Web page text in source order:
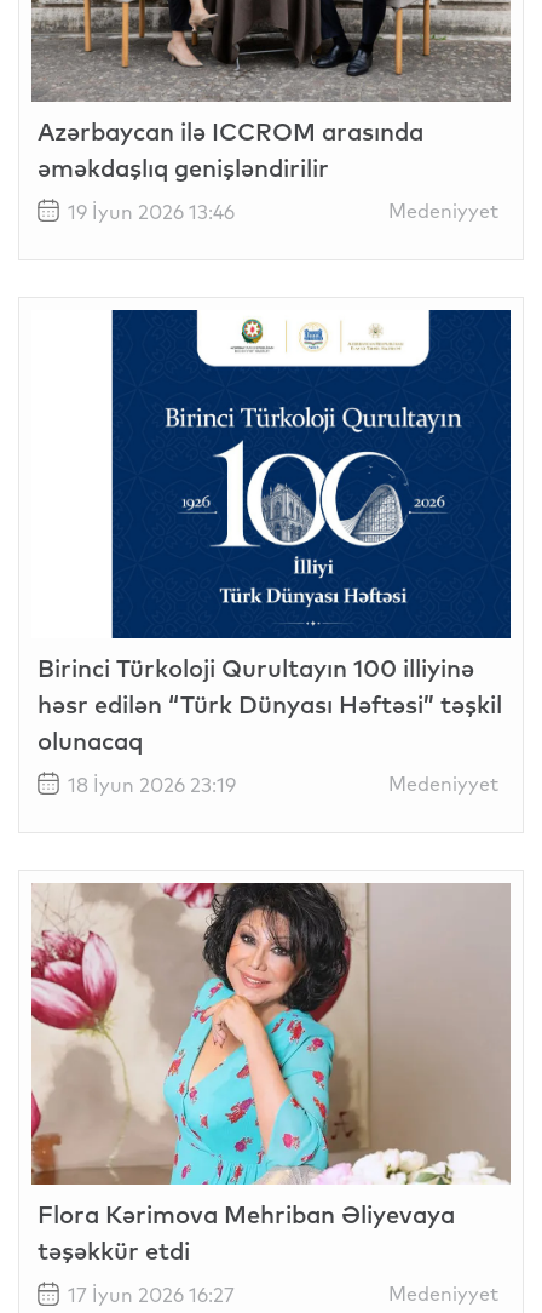
Azərbaycan ilə ICCROM arasında
əməkdaşlıq genişləndirilir
19 İyun 2026 13:46 Medeniyyet
Birinci Türkoloji Qurultayın 100 illiyinə
həsr edilən “Türk Dünyası Həftəsi” təşkil
olunacaq
18 İyun 2026 23:19 Medeniyyet
Flora Kərimova Mehriban Əliyevaya
təşəkkür etdi
17 İyun 2026 16:27 Medeniyyet